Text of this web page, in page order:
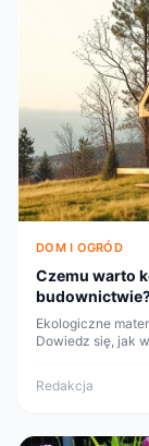
DOM I OGRÓD
Czemu warto
Ekologiczne
Dowiedz się, jak
Redakcja